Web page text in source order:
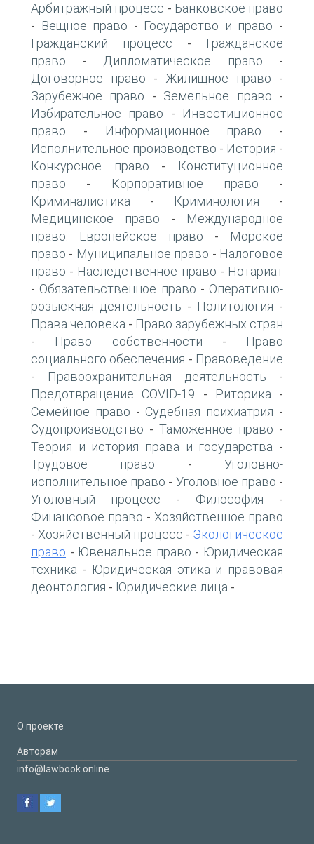
Арбитражный процесс - Банковское право
- Вещное право - Государство и право -
Гражданский процесс -
Гражданское
право - Дипломатическое право -
Договорное право - Жилищное право -
Зарубежное право - Земельное право -
Избирательное право -
Инвестиционное
право - Информационное право -
Исполнительное производство - История -
Конкурсное право -
Конституционное
право - Корпоративное право -
Криминалистика - Криминология -
Медицинское право -
Международное
право. Европейское право -
Морское
право - Муниципальное право - Налоговое
право - Наследственное право - Нотариат
- Обязательственное право - Оперативно-
розыскная деятельность - Политология -
Права человека - Право зарубежных стран
- Право собственности -
Право
социального обеспечения - Правоведение
- Правоохранительная деятельность -
Предотвращение COVID-19 - Риторика -
Семейное право - Судебная психиатрия -
Судопроизводство - Таможенное право -
Теория и история права и государства -
Трудовое право -Уголовно-
исполнительное право - Уголовное право -
Уголовный процесс - Философия -
Финансовое право - Хозяйственное право
- Хозяйственный процесс - Экологическое
право - Ювенальное право - Юридическая
техника - Юридическая этика и правовая
деонтология - Юридические лица -
О проекте
Авторам
info@lawbook.online